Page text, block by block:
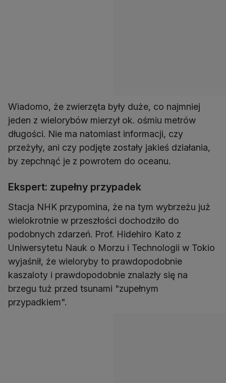
Wiadomo, że zwierzęta były duże, co najmniej
jeden z wielorybów mierzył ok. ośmiu metrów
długości. Nie ma natomiast informacji, czy
przeżyły, ani czy podjęte zostały jakieś działania,
by zepchnąć je z powrotem do oceanu.
Ekspert: zupełny przypadek
Stacja NHK przypomina, że na tym wybrzeżu już
wielokrotnie w przeszłości dochodziło do
podobnych zdarzeń. Prof. Hidehiro Kato z
Uniwersytetu Nauk o Morzu i Technologii w Tokio
wyjaśnił, że wieloryby to prawdopodobnie
kaszaloty i prawdopodobnie znalazły się na
brzegu tuż przed tsunami "zupełnym
przypadkiem".